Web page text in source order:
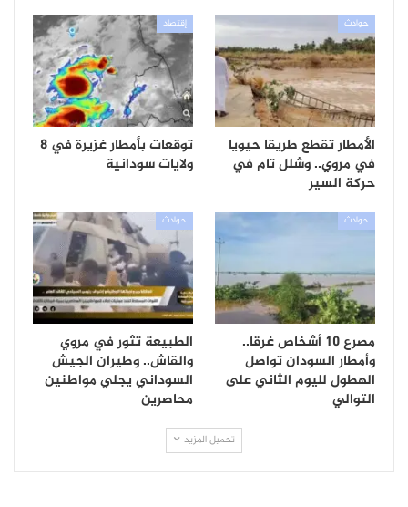
حوادث
الأمطار تقطع طريقا حيويا
في مروي.. وشلل تام في
حركة السير
إقتصاد
توقعات بأمطار غزيرة في 8
ولايات سودانية
حوادث
مصرع 10 أشخاص غرقا..
وأمطار السودان تواصل
الهطول لليوم الثاني على
التوالي
حوادث
الطبيعة تثور في مروي
والقاش.. وطيران الجيش
السوداني يجلي مواطنين
محاصرين
تحميل المزيد